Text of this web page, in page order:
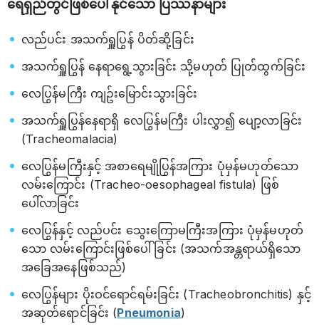
ရေရှည်တွင်ဖြစ်ပေါ်နိုင်သော ပြဿနာများ
လည်ပင်း အသက်ရှူပြွန် ပိတ်ဆို့ခြင်း
အသက်ရှူပြွန် နေရာရွေ့သွားခြင်း သို့မဟုတ် ပြုတ်ထွက်ခြင်း
လေပြွန်မကြီး ကျဥ်းမြောင်းသွားခြင်း
အသက်ရှူပြွန်နေရာရှိ လေပြွန်မကြီး ပါးလွှာ၍ ပျော့လာခြင်း
(Tracheomalacia)
လေပြွန်မကြီးနှင့် အစာရေမျိုပြွန်အကြား ပုံမှန်မဟုတ်သော
လမ်းကြောင်း (Tracheo-oesophageal fistula) ဖြစ်
ပေါ်လာခြင်း
လေပြွန်နှင့် လည်ပင်း သွေးကြောမကြီးအကြား ပုံမှန်မဟုတ်
သော လမ်းကြောင်းဖြစ်ပေါ်ခြင်း (အသက်အန္တရာယ်ရှိသော
အခြေအနေဖြစ်သည်)
လေပြွန်များ ပိုးဝင်ရောင်ရမ်းခြင်း (Tracheobronchitis) နှင့်
အဆုတ်ရောင်ခြင်း (Pneumonia)